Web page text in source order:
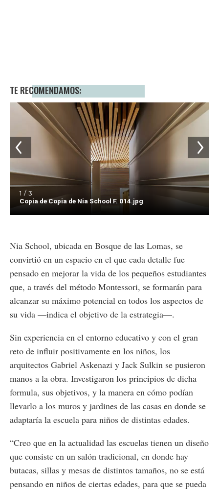
TE RECOMENDAMOS:
1 / 3
Copia de Copia de Nia School F. 014.jpg
Nia School, ubicada en Bosque de las Lomas, se
convirtió en un espacio en el que cada detalle fue
pensado en mejorar la vida de los pequeños estudiantes
que, a través del método Montessori, se formarán para
alcanzar su máximo potencial en todos los aspectos de
su vida —indica el objetivo de la estrategia—.
Sin experiencia en el entorno educativo y con el gran
reto de influir positivamente en los niños, los
arquitectos Gabriel Askenazi y Jack Sulkin se pusieron
manos a la obra. Investigaron los principios de dicha
formula, sus objetivos, y la manera en cómo podían
llevarlo a los muros y jardines de las casas en donde se
adaptaría la escuela para niños de distintas edades.
“Creo que en la actualidad las escuelas tienen un diseño
que consiste en un salón tradicional, en donde hay
butacas, sillas y mesas de distintos tamaños, no se está
pensando en niños de ciertas edades, para que se pueda